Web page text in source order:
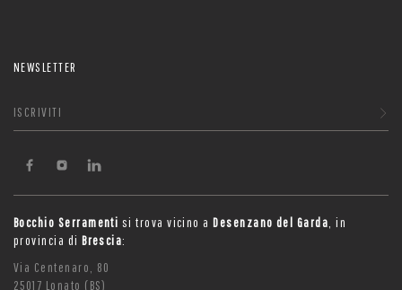
NEWSLETTER
ISCRIVITI
Bocchio Serramenti si trova vicino aDesenzano del Garda , in
provincia diBrescia:
Via Centenaro, 80
25017 Lonato (BS)